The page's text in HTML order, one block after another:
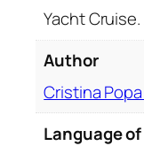
h
e
Yacht
Author
Cristina
Language